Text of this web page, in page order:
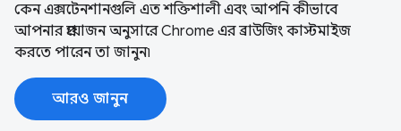
কেন এক্সটেনশানগুলি এত শক্তিশালী এবং আপনি কীভাবে
আপনার প্রয়োজন অনুসারে Chrome এর ব্রাউজিং কাস্টমাইজ
করতে পারেন তা জানুন৷
আরও জানুন